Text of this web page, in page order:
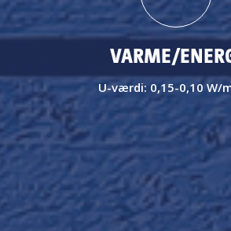
VARME/
U-værdi: 0,15-0,10 W/